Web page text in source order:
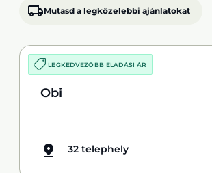
Mutasd a legközelebbi ajánlatokat
LEGKEDVEZŐBB ELADÁSI ÁR
Obi
32 telephely